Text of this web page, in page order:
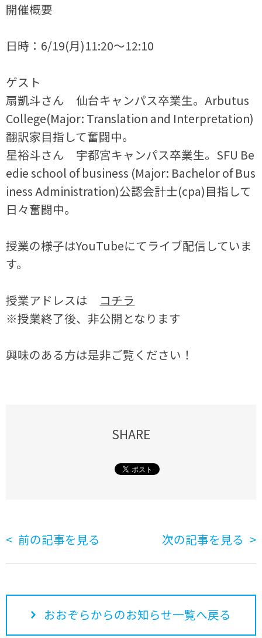
開催概要
日時：6/19(月)11:20～12:10
ゲスト
扇凱斗さん 仙台キャンパス卒業生。Arbutus
College(Major: Translation and Interpretation)
翻訳家目指して奮闘中。
星裕斗さん 宇都宮キャンパス卒業生。SFU Be
edie school of business (Major: Bachelor of Bus
iness Administration)公認会計士(cpa)目指して
日々奮闘中。
授業の様子はYouTubeにてライブ配信していま
す。
授業アドレスは コチラ
※授業終了後、非公開となります
興味のある方は是非ご覧ください！
SHARE
前の記事を見る 次の記事を見る
おおぞらからのお知らせ一覧へ戻る